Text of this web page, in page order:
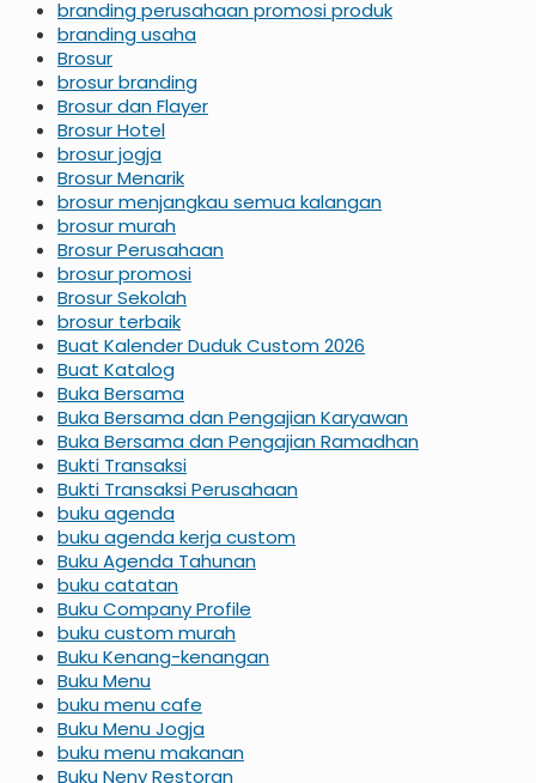
branding perusahaan promosi produk
branding usaha
Brosur
brosur branding
Brosur dan Flayer
Brosur Hotel
brosur jogja
Brosur Menarik
brosur menjangkau semua kalangan
brosur murah
Brosur Perusahaan
brosur promosi
Brosur Sekolah
brosur terbaik
Buat Kalender Duduk Custom 2026
Buat Katalog
Buka Bersama
Buka Bersama dan Pengajian Karyawan
Buka Bersama dan Pengajian Ramadhan
Bukti Transaksi
Bukti Transaksi Perusahaan
buku agenda
buku agenda kerja custom
Buku Agenda Tahunan
buku catatan
Buku Company Profile
buku custom murah
Buku Kenang-kenangan
Buku Menu
buku menu cafe
Buku Menu Jogja
buku menu makanan
Buku Neny Restoran